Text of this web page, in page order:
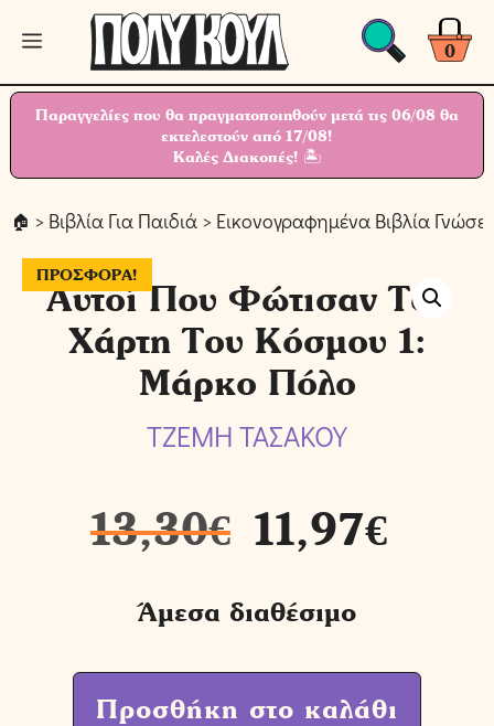
Μετάβαση
περιεχόμενο
0
Μενού
Παραγγελίες που θα πραγματοποιηθούν μετά τις 06/08 θα
εκτελεστούν από 17/08!
Καλές Διακοπές! 🏝
> Βιβλία Για Παιδιά > Εικονογραφημένα Βιβλία
ΠΡΟΣΦΟΡΆ!
Αυτοί Που Φώτισαν Τον
Χάρτη Του Κόσμου 1:
Μάρκο Πόλο
ΤΖΕΜΗ ΤΑΣΑΚΟΥ
13,30€ 11,97€
Άμεσα διαθέσιμο
Προσθήκη στο καλάθι